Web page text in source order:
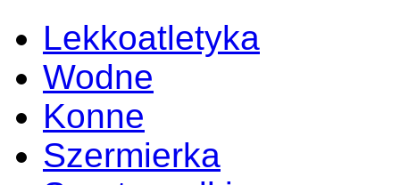
Lekkoatletyka
Wodne
Konne
Szermierka